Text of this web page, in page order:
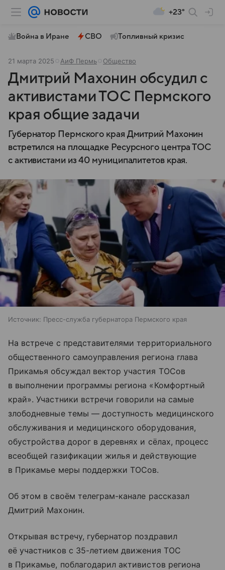
+23°
Война в Иране СВО Топливный кризис
21 марта 2025 АиФ Пермь Общество
Дмитрий Махонин обсудил с
активистами ТОС Пермского
края общие задачи
Губернатор Пермского края Дмитрий Махонин
встретился на площадке Ресурсного центра ТОС
с активистами из 40 муниципалитетов края.
Источник: Пресс-служба губернатора Пермского края
На встрече с представителями территориального
общественного самоуправления региона глава
Прикамья обсуждал вектор участия ТОСов
в выполнении программы региона «Комфортный
край». Участники встречи говорили на самые
злободневные темы — доступность медицинского
обслуживания и медицинского оборудования,
обустройства дорог в деревнях и сёлах, процесс
всеобщей газификации жилья и действующие
в Прикамье меры поддержки ТОСов.
Об этом в своём телеграм-канале рассказал
Дмитрий Махонин.
Открывая встречу, губернатор поздравил
её участников с 35-летием движения ТОС
в Прикамье, поблагодарил активистов региона